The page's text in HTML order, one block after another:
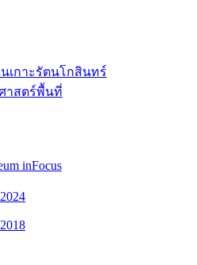
เกาะรัตนโกสินทร์
าสตร์พื้นที่
inFocus